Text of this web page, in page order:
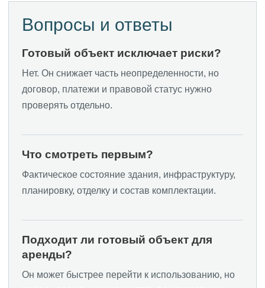
Вопросы и ответы
Готовый объект исключает риски?
Нет. Он снижает часть неопределенности, но
договор, платежи и правовой статус нужно
проверять отдельно.
Что смотреть первым?
Фактическое состояние здания, инфраструктуру,
планировку, отделку и состав комплектации.
Подходит ли готовый объект для
аренды?
Он может быстрее перейти к использованию, но
данном сайте, носит исключительно
информационный характер, не является
офертой, определяемой положениями ст.437
ГК РФ.
политики обработки персональных данных
Скачать буклет